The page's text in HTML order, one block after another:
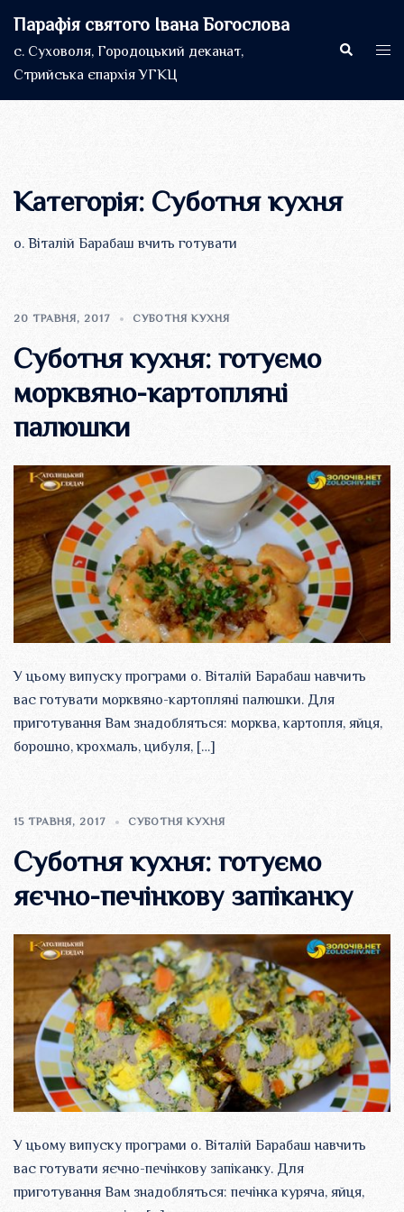
до
вмісту
Парафія святого Івана Богослова
с. Суховоля, Городоцький деканат,
Стрийська єпархія УГКЦ
Пошук
Категорія: Суботня кухня
о. Віталій Барабаш вчить готувати
20 ТРАВНЯ, 2017 СУБОТНЯ КУХНЯ
Суботня кухня: готуємо
морквяно-картопляні
палюшки
У цьому випуску програми о. Віталій Барабаш навчить
вас готувати морквяно-картопляні палюшки. Для
приготування Вам знадобляться: морква, картопля, яйця,
борошно, крохмаль, цибуля, […]
15 ТРАВНЯ, 2017 СУБОТНЯ КУХНЯ
Суботня кухня: готуємо
яєчно-печінкову запіканку
У цьому випуску програми о. Віталій Барабаш навчить
вас готувати яєчно-печінкову запіканку. Для
приготування Вам знадобляться: печінка куряча, яйця,